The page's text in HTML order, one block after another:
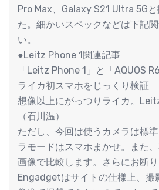
Pro Max、Galaxy S21 Ultra 5G
た。細かいスペックなどは下記
い。
●Leitz Phone 1関連記事
「Leitz Phone 1」と「AQUOS
ライカ初スマホをじっくり検証
想像以上にがっつりライカ。
（石川温）
ただし、今回は使うカメラは標
ラモードはスマホまかせ。また
画像で比較します。さらにお断り
Engadgetはサイトの仕様上、撮